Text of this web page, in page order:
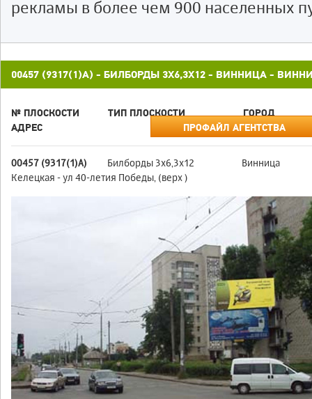
рекламы в более чем 900 населенных
00457 (9317(1)А) - БИЛБОРДЫ 3X6,3X12 - ВИННИЦА -
№ ПЛОСКОСТИ ТИП ПЛОСКОСТИ
ГОРОД
АДРЕС
ПРОФАЙЛ АГЕНТСТВА
00457 (9317(1)А) Билборды 3x6,3x12
Винница
Келецкая - ул 40-летия Победы, (верх )